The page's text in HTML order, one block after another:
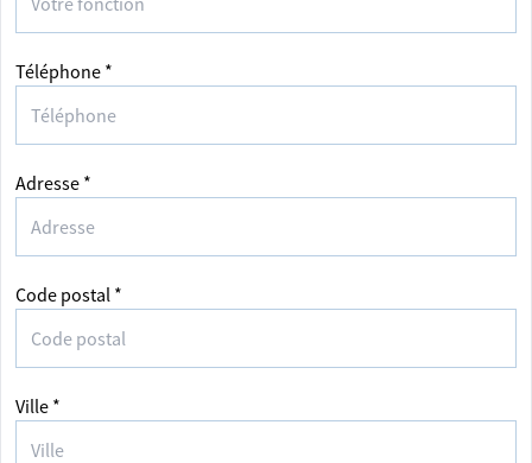
Téléphone *
Adresse *
Code postal *
Ville *